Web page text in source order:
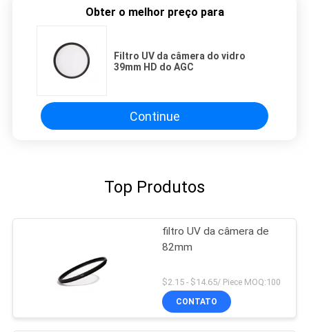
Obter o melhor preço para
Filtro UV da câmera do vidro
39mm HD do AGC
Continue
Top Produtos
filtro UV da câmera de
82mm
$2.15 - $14.65/ Piece MOQ:100
CONTATO